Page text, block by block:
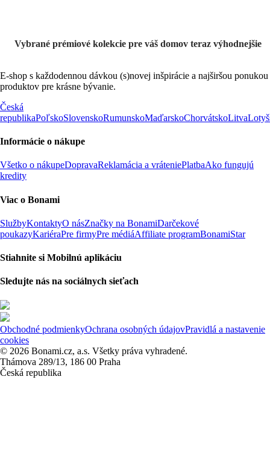
Vybrané prémiové kolekcie pre váš domov teraz výhodnejšie
E-shop s každodennou dávkou (s)novej inšpirácie a najširšou ponukou
produktov pre krásne bývanie.
Česká
republikaPoľskoSlovenskoRumunskoMaďarskoChorvátskoLitva
Informácie o nákupe
Všetko o nákupeDopravaReklamácia a vráteniePlatbaAko fungujú
kredity
Viac o Bonami
SlužbyKontaktyO násZnačky na BonamiDarčekové
poukazyKariéraPre firmyPre médiáAffiliate programBonamiStar
Stiahnite si Mobilnú aplikáciu
Sledujte nás na sociálnych sieťach
Obchodné podmienkyOchrana osobných údajovPravidlá a nastavenie
cookies
© 2026 Bonami.cz, a.s. Všetky práva vyhradené.
Thámova 289/13, 186 00 Praha
Česká republika